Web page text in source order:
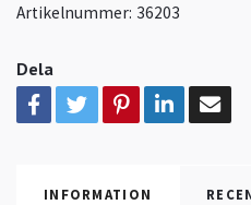
Artikelnummer: 36203
Dela
INFORMATION